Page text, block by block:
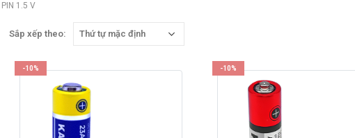
PIN 1.5 V
Sắp xếp theo:
-10% -10%